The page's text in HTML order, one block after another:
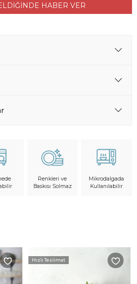
HABER VER
Renkleri ve
Baskısı Solmaz
Mikrodalgada
Kullanılabilir
Hızlı Teslimat